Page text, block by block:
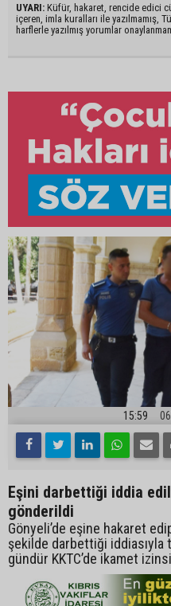
UYARI: Küfür, hakaret, rencide edici
içeren, imla kuralları ile yazılmamış,
harflerle yazılmış yorumlar
15:59
Eşini darbettiği iddia
gönderildi
Gönyeli’de eşine hakaret
şekilde darbettiği iddiasıyla
gündür KKTC’de ikamet